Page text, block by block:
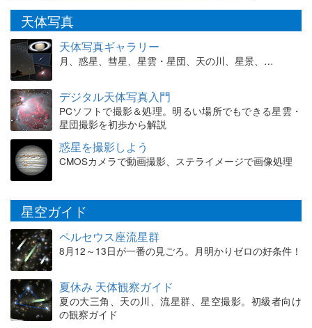
天体写真
天体写真ギャラリー
月、惑星、彗星、星雲・星団、天の川、星景、…
デジタル天体写真入門
PCソフトで撮影＆処理。明るい場所でもできる星雲・
星団撮影を初歩から解説
惑星を撮影しよう
CMOSカメラで動画撮影、ステライメージで画像処理
星空ガイド
ペルセウス座流星群
8月12～13日が一番の見ごろ。月明かりゼロの好条件！
夏休み 天体観察ガイド
夏の大三角、天の川、流星群、星空撮影。初級者向け
の観察ガイド